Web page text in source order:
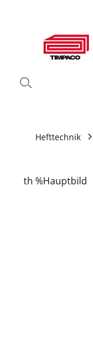
Hefttechnik